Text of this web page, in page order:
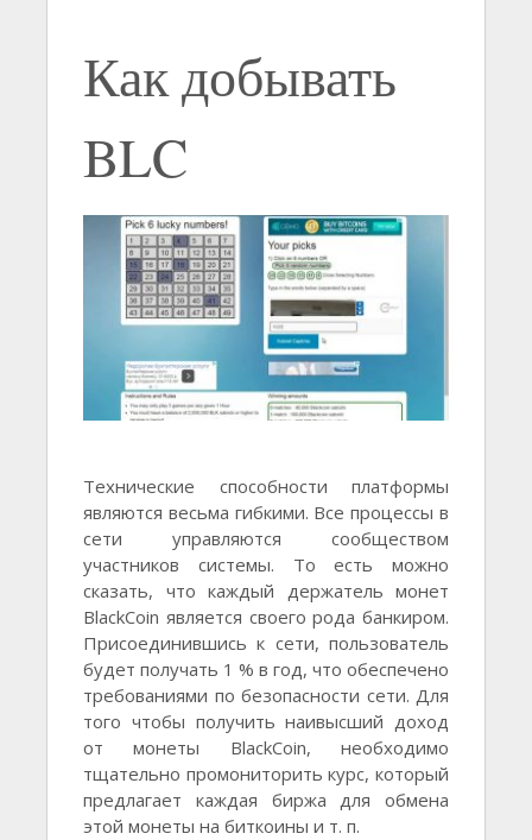
Как добывать
BLC
Технические способности платформы
являются весьма гибкими. Все процессы в
сети управляются сообществом
участников системы. То есть можно
сказать, что каждый держатель монет
BlackCoin является своего рода банкиром.
Присоединившись к сети, пользователь
будет получать 1 % в год, что обеспечено
требованиями по безопасности сети. Для
того чтобы получить наивысший доход
от монеты BlackCoin, необходимо
тщательно промониторить курс, который
предлагает каждая биржа для обмена
этой монеты на биткоины и т. п.